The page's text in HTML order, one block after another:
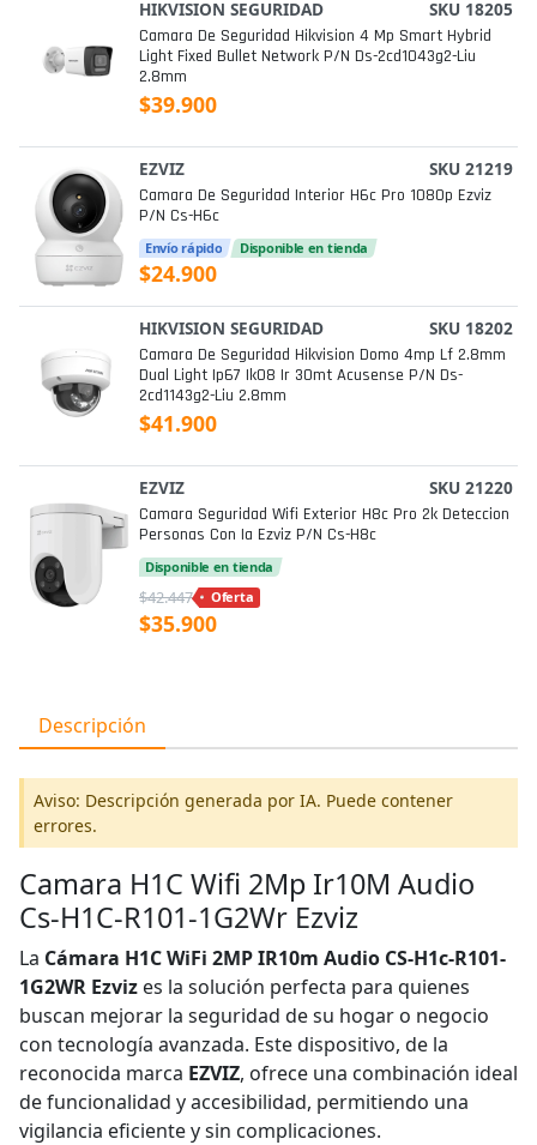
HIKVISION SEGURIDAD SKU 18205
Camara De Seguridad Hikvision 4 Mp Smart Hybrid
Light Fixed Bullet Network P/n Ds-2cd1043g2-Liu
2.8mm
$39.900
EZVIZ SKU 21219
Camara De Seguridad Interior H6c Pro 1080p Ezviz
P/n Cs-H6c
Envío rápido Disponible en tienda
$24.900
HIKVISION SEGURIDAD SKU 18202
Camara De Seguridad Hikvision Domo 4mp Lf 2.8mm
Dual Light Ip67 Ik08 Ir 30mt Acusense P/n Ds-
2cd1143g2-Liu 2.8mm
$41.900
EZVIZ SKU 21220
Camara Seguridad Wifi Exterior H8c Pro 2k Deteccion
Personas Con Ia Ezviz P/n Cs-H8c
Disponible en tienda
$42.447 Oferta
$35.900
Descripción
Aviso: Descripción generada por IA. Puede contener
errores.
Camara H1C Wifi 2Mp Ir10M Audio
Cs-H1C-R101-1G2Wr Ezviz
La Cámara H1C WiFi 2MP IR10m Audio CS-H1c-R101-
1G2WR Ezviz es la solución perfecta para quienes
buscan mejorar la seguridad de su hogar o negocio
con tecnología avanzada. Este dispositivo, de la
reconocida marca EZVIZ, ofrece una combinación ideal
de funcionalidad y accesibilidad, permitiendo una
vigilancia eficiente y sin complicaciones.